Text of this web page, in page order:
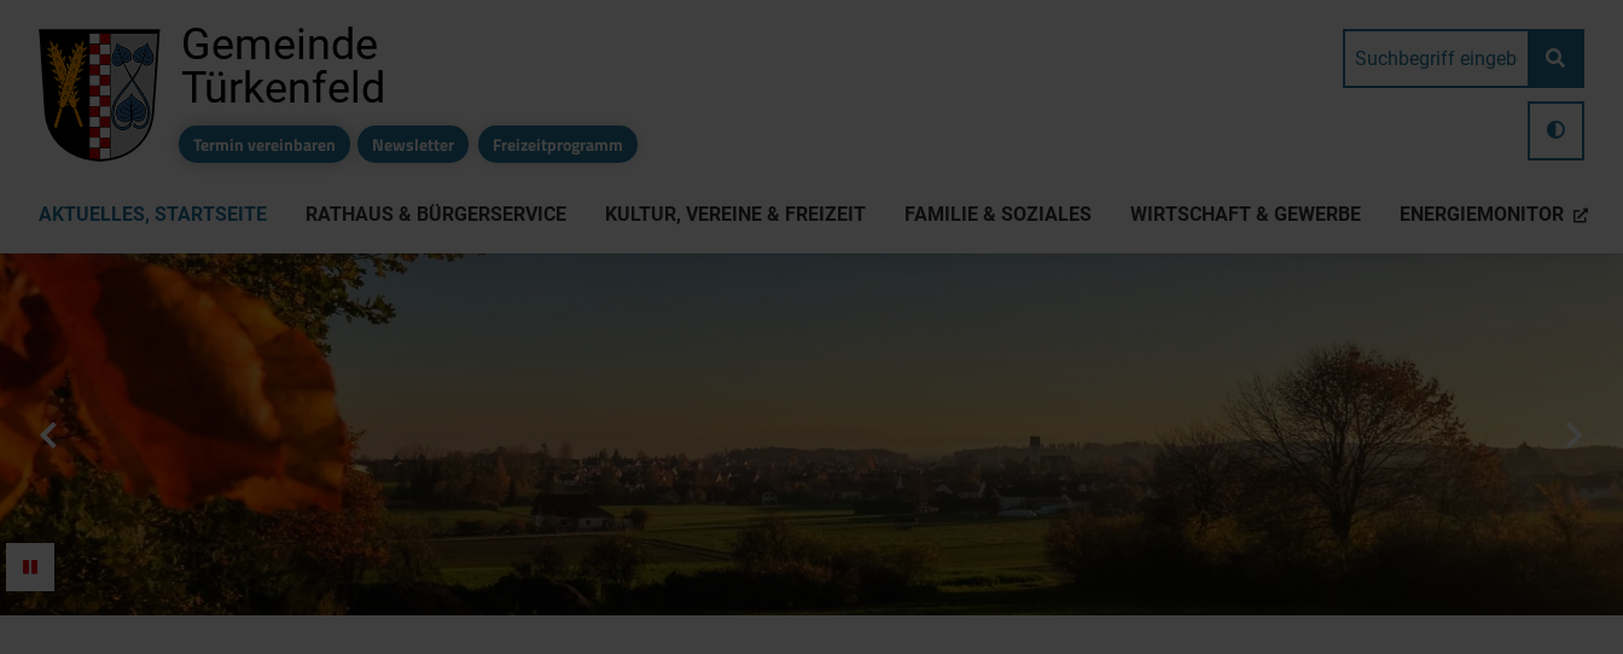
Gemeinde
Türkenfeld
AKTUELLES, STARTSEITE RATHAUS & BÜRGERSERVICE KULTUR, VEREINE & FREIZEIT FAMILIE & SOZIALES WIRTSCHAFT & GEWERBE ENERGIEMONITOR
Termin vereinbaren Newsletter Freizeitprogramm